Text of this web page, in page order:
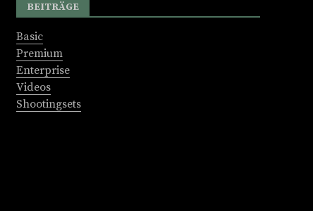
BEITRÄGE
Basic
Premium
Enterprise
Videos
Shootingsets